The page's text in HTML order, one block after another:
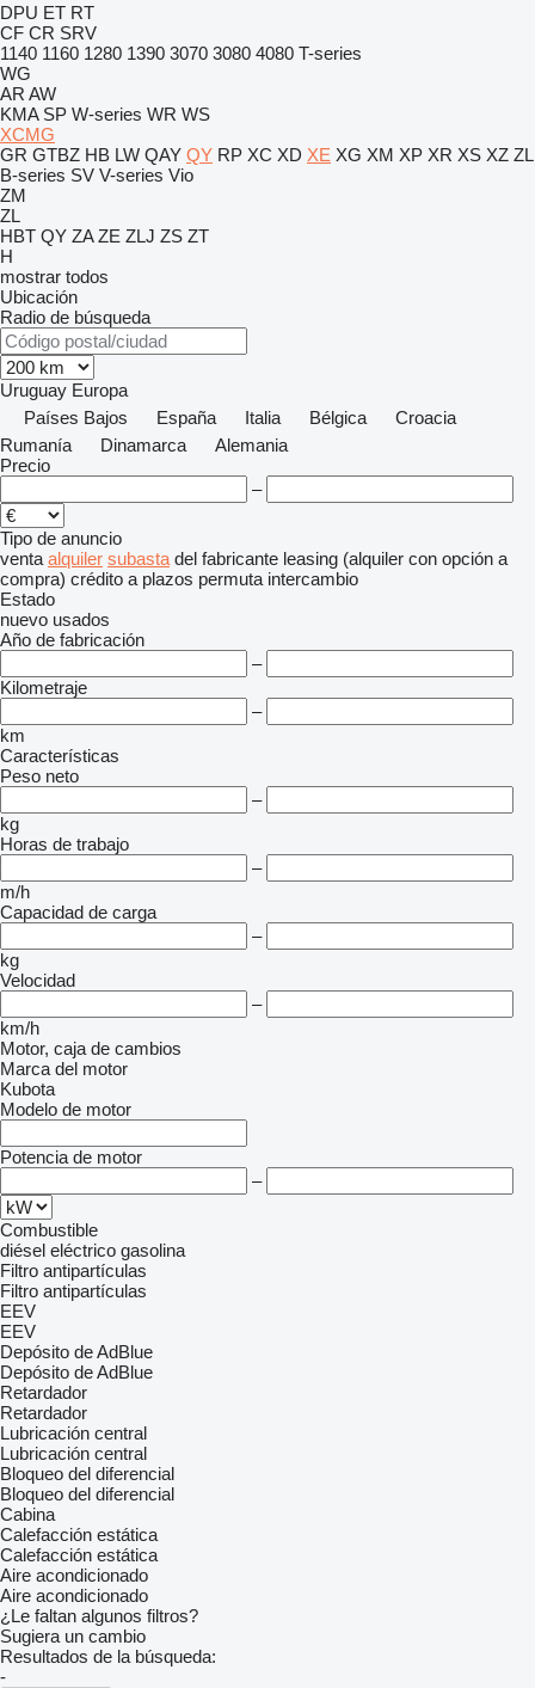
DPU ET RT
CF CR SRV
1140 1160 1280 1390 3070 3080 4080 T-series
WG
AR AW
KMA SP W-series WR WS
XCMG
GR GTBZ HB LW QAY QY RP XC XD XE XG XM XP XR XS XZ ZL
B-series SV V-series Vio
ZM
ZL
HBT QY ZA ZE ZLJ ZS ZT
H
mostrar todos
Ubicación
Radio de búsqueda
Uruguay Europa
Países Bajos
España Italia Bélgica
Croacia
Rumanía
Dinamarca
Alemania
Precio
–
Tipo de anuncio
venta alquiler subasta del fabricante leasing (alquiler con opción a
compra) crédito a plazos permuta intercambio
Estado
nuevo usados
Año de fabricación
–
Kilometraje
–
km
Características
Peso neto
–
kg
Horas de trabajo
–
m/h
Capacidad de carga
–
kg
Velocidad
–
km/h
Motor, caja de cambios
Marca del motor
Kubota
Modelo de motor
Potencia de motor
–
Combustible
diésel eléctrico gasolina
Filtro antipartículas
Filtro antipartículas
EEV
EEV
Depósito de AdBlue
Depósito de AdBlue
Retardador
Retardador
Lubricación central
Lubricación central
Bloqueo del diferencial
Bloqueo del diferencial
Cabina
Calefacción estática
Calefacción estática
Aire acondicionado
Aire acondicionado
¿Le faltan algunos filtros?
Sugiera un cambio
Resultados de la búsqueda:
-